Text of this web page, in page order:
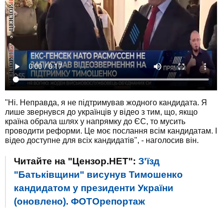
"Ні. Неправда, я не підтримував жодного кандидата. Я
лише звернувся до українців у відео з тим, що, якщо
країна обрала шлях у напрямку до ЄС, то мусить
проводити реформи. Це моє послання всім кандидатам. І
відео доступне для всіх кандидатів", - наголосив він.
Читайте на "Цензор.НЕТ": З'їзд
"Батьківщини" висунув Тимошенко
кандидатом у президенти України
(оновлено). ФОТОрепортаж